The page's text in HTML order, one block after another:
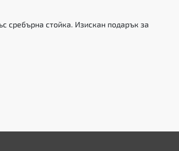
сребърна стойка. Изискан подарък за